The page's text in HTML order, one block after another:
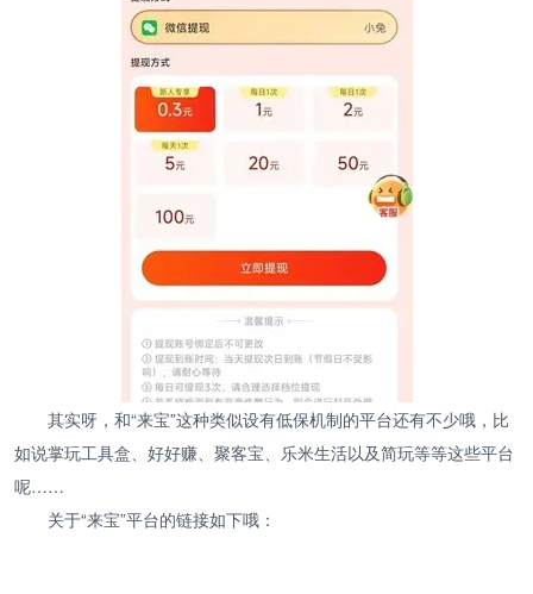
其实呀，和“来宝”这种类似设有低保机制的平台还有不少哦，比
如说掌玩工具盒、好好赚、聚客宝、乐米生活以及简玩等等这些平台
呢……
关于“来宝”平台的链接如下哦：